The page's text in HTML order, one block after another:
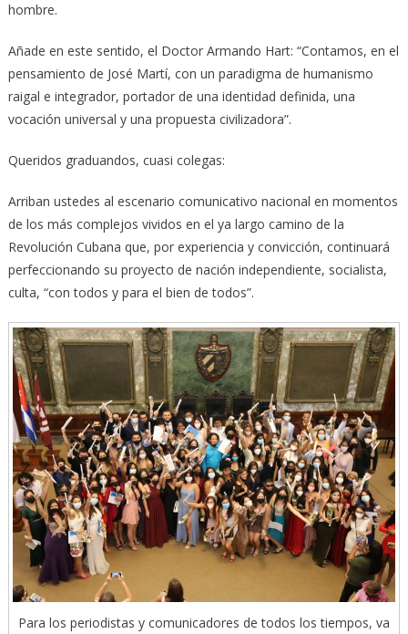
hombre.
Añade en este sentido, el Doctor Armando Hart: “Contamos, en el
pensamiento de José Martí, con un paradigma de humanismo
raigal e integrador, portador de una identidad definida, una
vocación universal y una propuesta civilizadora”.
Queridos graduandos, cuasi colegas:
Arriban ustedes al escenario comunicativo nacional en momentos
de los más complejos vividos en el ya largo camino de la
Revolución Cubana que, por experiencia y convicción, continuará
perfeccionando su proyecto de nación independiente, socialista,
culta, “con todos y para el bien de todos”.
Para los periodistas y comunicadores de todos los tiempos, va